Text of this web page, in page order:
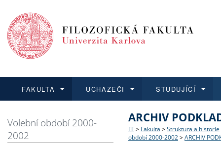
FAKULTA
Dozvědět se více
Struktura a historie
UCHAZEČI
Podat přihlášku
Co studovat a jak se
STUDUJÍCÍ
Dozvědět se více
Bakalářské a magisterské
Dozvědět se více
O vědě a výzkumu na FF
Dozvědět se více
Aktuální nabídky a
Volební období 2000-
2002
ARCHIV
FF > Fakulta > Struktura a historie
období 2000-2002 > ARCHIV